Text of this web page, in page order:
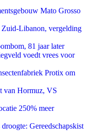
Mato Grosso
Libanon, vergelding
81 jaar later
voedt vrees voor
Protix om
van Hormuz, VS
250% meer
Gereedschapskist